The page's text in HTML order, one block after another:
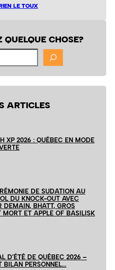
LE TOUX
QUELQUE CHOSE?
ARTICLES
XP 2026 : QUÉBEC EN MODE
DE SUDATION AU
DU KNOCK-OUT AVEC
DEMAIN, BHATT, GROS
MORT ET APPLE OF BASILISK
D’ÉTÉ DE QUÉBEC 2026 –
BILAN PERSONNEL…